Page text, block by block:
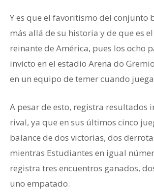
Y es que el favoritismo del conjunto
más allá de su historia y de que es
reinante de América, pues los ocho
invicto en el estadio Arena do
en un equipo de temer cuando
A pesar de esto, registra resultados
rival, ya que en sus últimos cinco
balance de dos victorias, dos
mientras Estudiantes en igual
registra tres encuentros ganados,
uno empatado.